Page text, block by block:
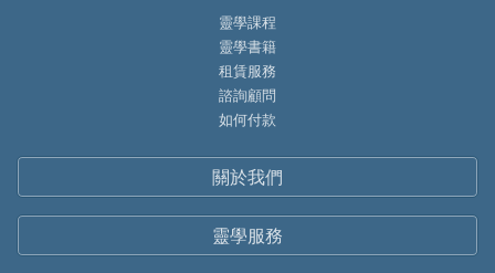
靈學課程
靈學書籍
租賃服務
諮詢顧問
如何付款
關於我們
靈學服務